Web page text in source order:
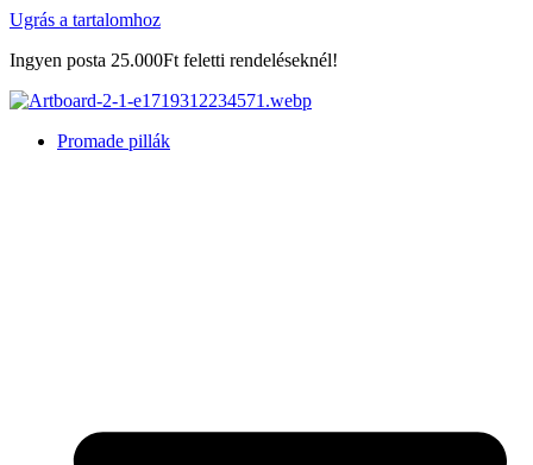
Ugrás a tartalomhoz
Ingyen posta 25.000Ft feletti rendeléseknél!
Promade pillák